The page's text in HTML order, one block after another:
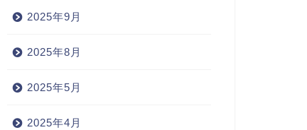
2025年9月
2025年8月
2025年5月
2025年4月